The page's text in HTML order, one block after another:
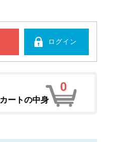
ログイン
カートの中身
0